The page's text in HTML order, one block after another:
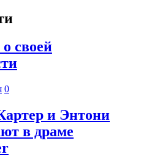
своей
0
и Энтони
в драме